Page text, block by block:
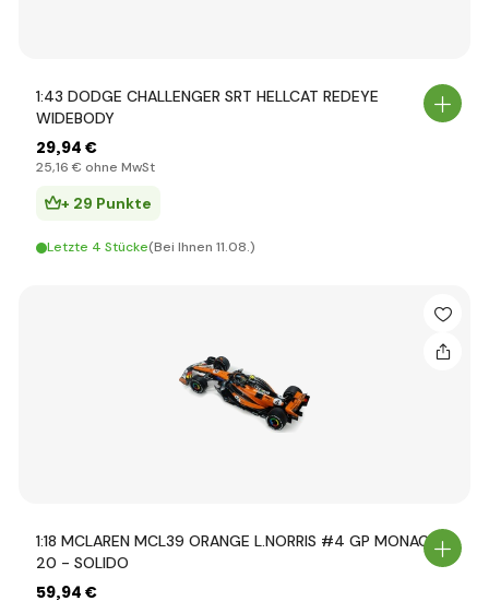
1:43 DODGE CHALLENGER SRT HELLCAT REDEYE
WIDEBODY
29,94 €
25,16 € ohne MwSt
+ 29 Punkte
Letzte 4 Stücke(Bei Ihnen 11.08.)
1:18 MCLAREN MCL39 ORANGE L.NORRIS #4 GP MONACO
20 - SOLIDO
59,94 €